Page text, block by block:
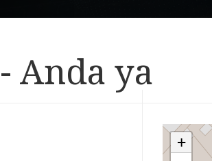
Anda ya
+